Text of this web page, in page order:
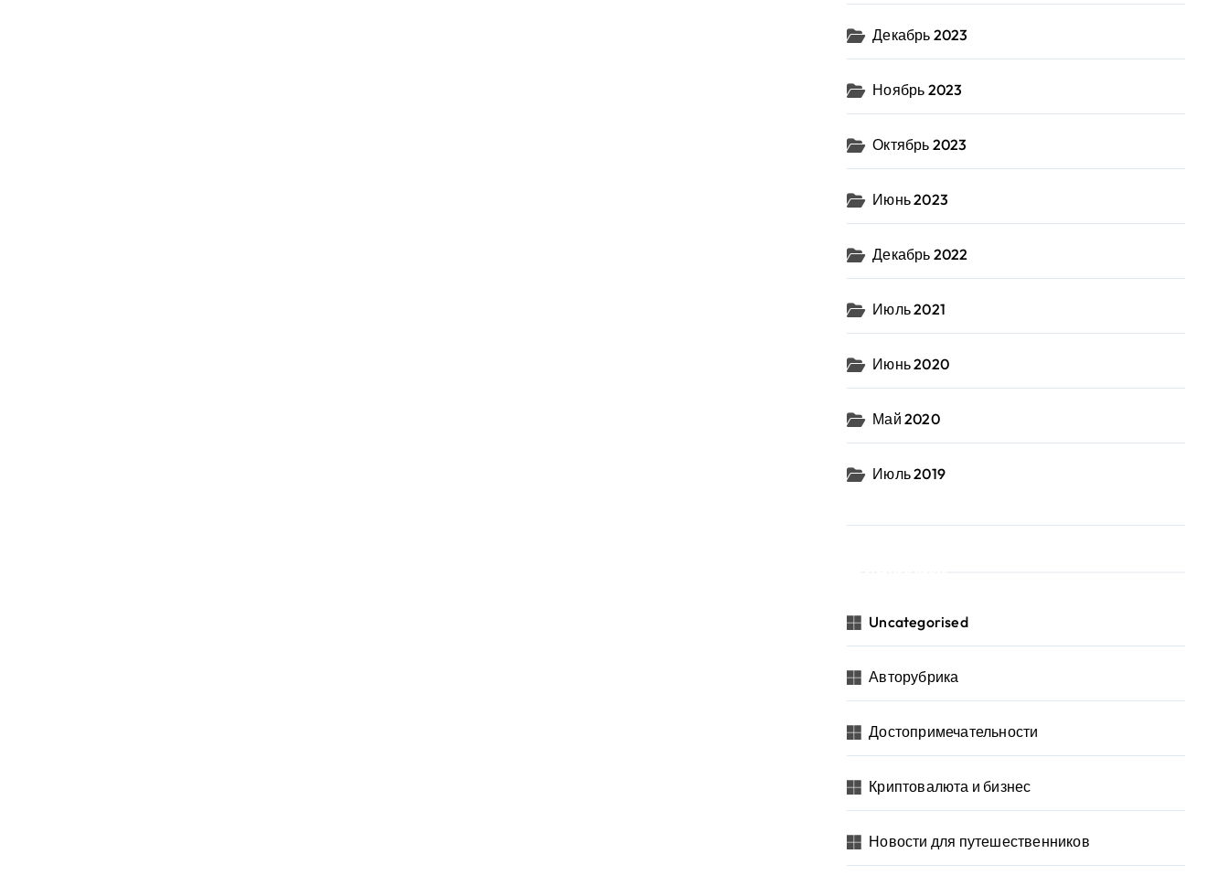
Декабрь 2023
Ноябрь 2023
Октябрь 2023
Июнь 2023
Декабрь 2022
Июль 2021
Июнь 2020
Май 2020
Июль 2019
Uncategorised
Авторубрика
Достопримечательности
Криптовалюта и бизнес
Новости для путешественников